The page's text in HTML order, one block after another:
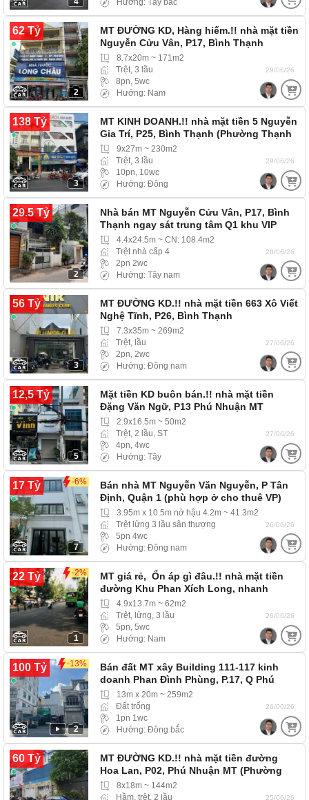
Hướng: Tây bắc
62 Tỷ
2
MT ĐƯỜNG KD, Hàng hiếm.!! nhà mặt tiền
Nguyễn Cửu Vân, P17, Bình Thạnh
(Phường Gia Định)…
8.7x20m ~ 171m2
Trệt, 3 lầu
8pn, 5wc
Hướng: Nam
29/06/26
138 Tỷ
3
MT KINH DOANH.!! nhà mặt tiền 5 Nguyễn
Gia Trí, P25, Bình Thạnh (Phường Thạnh
Mỹ Tây)
9x27m ~ 230m2
Trệt, 3 lầu
10pn, 10wc
Hướng: Đông
29/06/26
29.5 Tỷ
2
Nhà bán MT Nguyễn Cửu Vân, P17, Bình
Thạnh ngay sát trung tâm Q1 khu VIP
4.4x24.5m ~ CN: 108.4m2
Trệt nhà cấp 4
2pn 2wc
Hướng: Tây nam
28/06/26
56 Tỷ
3
MT ĐƯỜNG KD.!! nhà mặt tiền 663 Xô Viết
Nghệ Tĩnh, P26, Bình Thạnh
7.3x35m ~ 269m2
Trệt, lầu
2pn, 2wc
Hướng: Đông nam
27/06/26
12,5 Tỷ
5
Mặt tiền KD buôn bán.!! nhà mặt tiền
Đặng Văn Ngữ, P13 Phú Nhuận MT
(Phường Phú…
2.9x16.5m ~ 50m2
Trệt, 2 lầu, ST
4pn, 4wc
Hướng: Tây
27/06/26
17 Tỷ -6%
7
Bán nhà MT Nguyễn Văn Nguyễn, P Tân
Định, Quận 1 (phù hợp ở cho thuê VP)
3.95m x 10.5m nở hậu 4.2m ~ 41.3m2
Trệt lửng 3 lầu sân thượng
5pn 4wc
Hướng: Đông nam
26/06/26
22 Tỷ -2%
1
MT giá rẻ, Ổn áp gì đâu.!! nhà mặt tiền
đường Khu Phan Xích Long, nhanh
mua…4.9x13.7m ~ 62m2
Trệt, lửng, 3 lầu
5pn, 5wc
Hướng: Nam
26/06/26
100 Tỷ -13%
2
Bán đất MT xây Building 111-117 kinh
doanh Phan Đình Phùng, P.17, Q Phú
Nhuận13m x 20m ~ 259m2
Đất trống
1pn 1wc
Hướng: Đông bắc
26/06/26
60 Tỷ
MT ĐƯỜNG KD.!! nhà mặt tiền đường
Hoa Lan, P02, Phú Nhuận MT (Phường
Cầu Kiệu) MT…
8x18m ~ 144m2
Hầm, trệt, 2 lầu
25/06/26